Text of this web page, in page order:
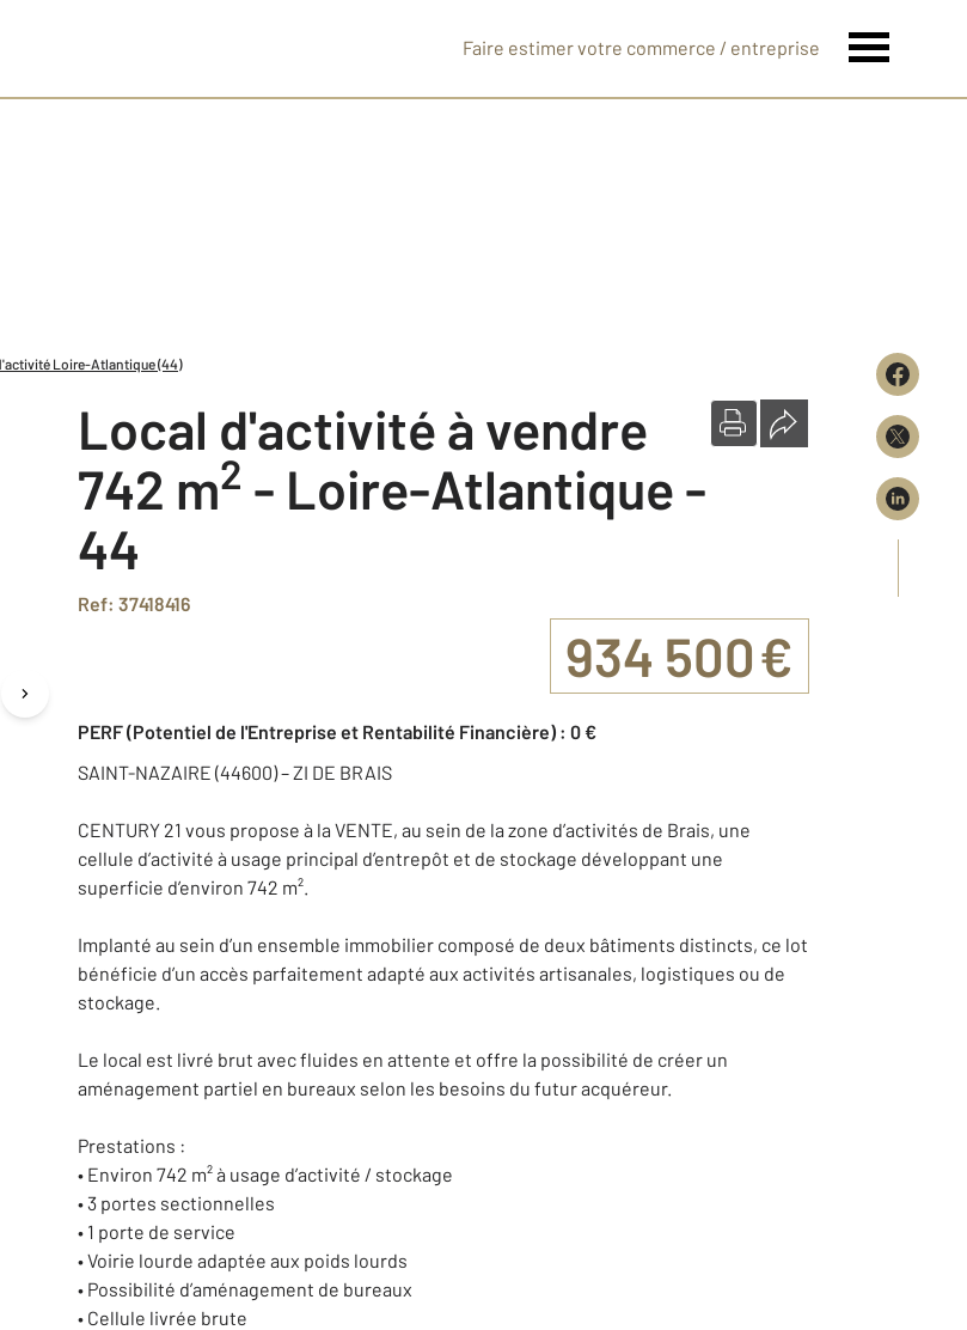
Faire estimer votre commerce / entreprise
Loire-Atlantique (44)
Local d'activité à vendre
742 m2 - Loire-Atlantique -
44
Ref: 37418416
934 500 €
PERF (Potentiel de l'Entreprise et Rentabilité Financière) : 0 €
SAINT-NAZAIRE (44600) – ZI DE BRAIS
CENTURY 21 vous propose à la VENTE, au sein de la zone d’activités de Brais, une
cellule d’activité à usage principal d’entrepôt et de stockage développant une
superficie d’environ 742 m².
Implanté au sein d’un ensemble immobilier composé de deux bâtiments distincts, ce lot
bénéficie d’un accès parfaitement adapté aux activités artisanales, logistiques ou de
stockage.
Le local est livré brut avec fluides en attente et offre la possibilité de créer un
aménagement partiel en bureaux selon les besoins du futur acquéreur.
Prestations :
• Environ 742 m² à usage d’activité / stockage
• 3 portes sectionnelles
• 1 porte de service
• Voirie lourde adaptée aux poids lourds
• Possibilité d’aménagement de bureaux
• Cellule livrée brute